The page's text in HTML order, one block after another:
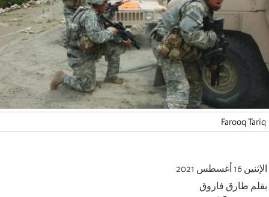
Farooq Tariq
الإثنين 16 أغسطس 2021
بقلم طارق فاروق